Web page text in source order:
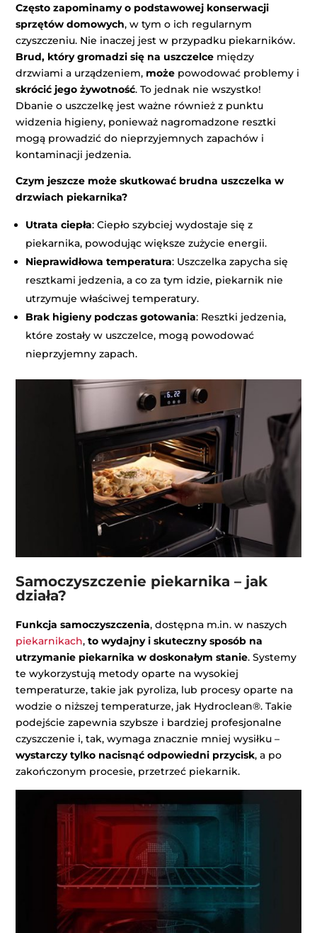
Często zapominamy o podstawowej konserwacji
sprzętów domowych, w tym o ich regularnym
czyszczeniu. Nie inaczej jest w przypadku piekarników.
Brud, który gromadzi się na uszczelce między
drzwiami a urządzeniem, może powodować problemy i
skrócić jego żywotność. To jednak nie wszystko!
Dbanie o uszczelkę jest ważne również z punktu
widzenia higieny, ponieważ nagromadzone resztki
mogą prowadzić do nieprzyjemnych zapachów i
kontaminacji jedzenia.
Czym jeszcze może skutkować brudna uszczelka w
drzwiach piekarnika?
Utrata ciepła: Ciepło szybciej wydostaje się z
piekarnika, powodując większe zużycie energii.
Nieprawidłowa temperatura: Uszczelka zapycha się
resztkami jedzenia, a co za tym idzie, piekarnik nie
utrzymuje właściwej temperatury.
Brak higieny podczas gotowania: Resztki jedzenia,
które zostały w uszczelce, mogą powodować
nieprzyjemny zapach.
Samoczyszczenie piekarnika – jak
działa?
Funkcja samoczyszczenia, dostępna m.in. w naszych
piekarnikach,to wydajny i skuteczny sposób na
utrzymanie piekarnika w doskonałym stanie. Systemy
te wykorzystują metody oparte na wysokiej
temperaturze, takie jak pyroliza, lub procesy oparte na
wodzie o niższej temperaturze, jak Hydroclean®. Takie
podejście zapewnia szybsze i bardziej profesjonalne
czyszczenie i, tak, wymaga znacznie mniej wysiłku –
wystarczy tylko nacisnąć odpowiedni przycisk, a po
zakończonym procesie, przetrzeć piekarnik.